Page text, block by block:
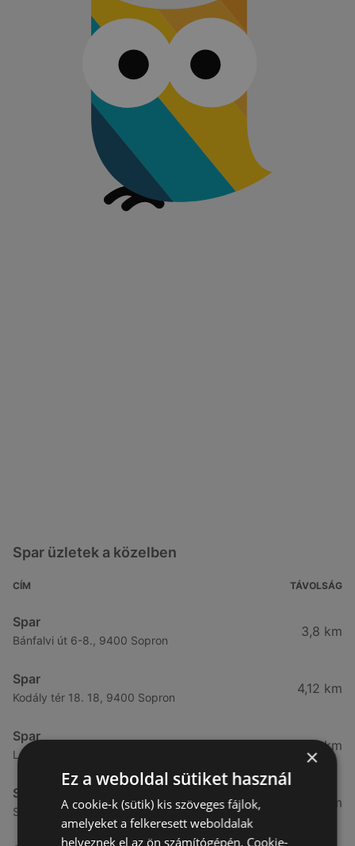
Spar üzletek a közelben
CÍM TÁVOLSÁG
Spar
Bánfalvi út 6-8., 9400 Sopron
3,8 km
Spar
Kodály tér 18. 18, 9400 Sopron
4,12 km
Spar
Lackner kristóf utca 29., 9400 Sopron
4,65 km
Spar
Selmeci utca 15-17., 9400 Sopron
4,76 km
×
Ez a weboldal sütiket használ
A cookie-k (sütik) kis szöveges fájlok,
amelyeket a felkeresett weboldalak
helyeznek el az ön számítógépén. Cookie-